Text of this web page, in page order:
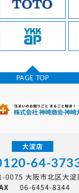
PAGE TOP
大淀店
64-
0075 大阪市北区大
06-6454-8344